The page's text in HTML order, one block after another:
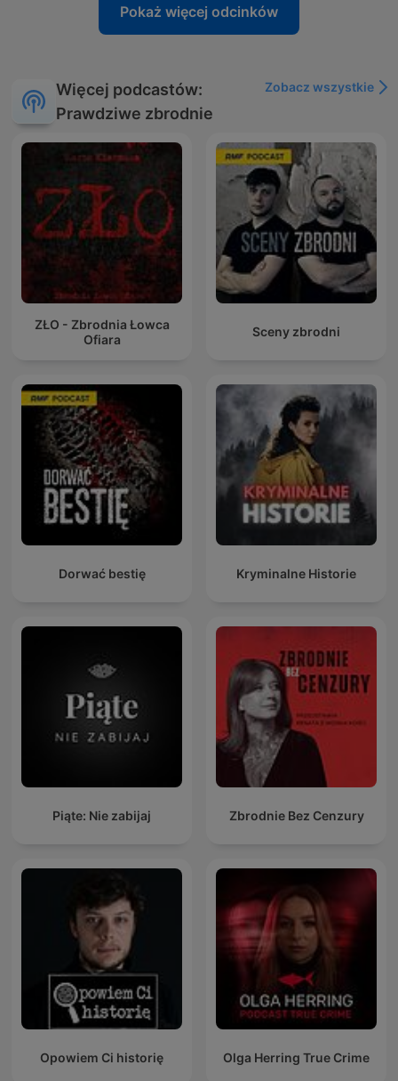
Pokaż więcej odcinków
Więcej podcastów:
Prawdziwe zbrodnie
Zobacz wszystkie
ZŁO - Zbrodnia Łowca
Ofiara
Sceny zbrodni
Dorwać bestię Kryminalne Historie
Piąte: Nie zabijaj Zbrodnie Bez Cenzury
Opowiem Ci historię Olga Herring True Crime